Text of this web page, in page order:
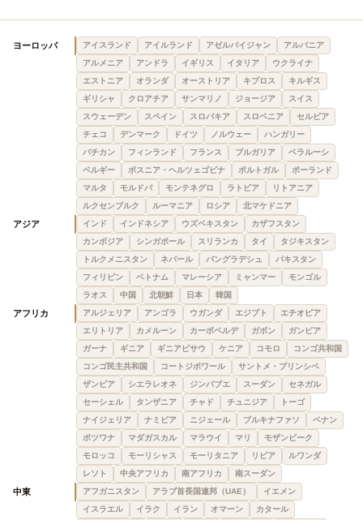
ヨーロッパ アイスランド アイルランド アゼルバイジャン
アルバニア
アルメニア
アンドラ イギリス イタリア
ウクライナ
エストニア
オランダ オーストリア キプロス
キルギス
ギリシャ
クロアチア サンマリノ ジョージア
スイス
スウェーデン
スペイン スロバキア スロベニア
セルビア
チェコ
デンマーク ドイツ ノルウェー
ハンガリー
バチカン
フィンランド フランス ブルガリア
ベラルーシ
ベルギー
ボスニア・ヘルツェゴビナ ポルトガル
ポーランド
マルタ
モルドバ モンテネグロ ラトビア
リトアニア
ルクセンブルク
ルーマニア ロシア 北マケドニア
アジア インド インドネシア ウズベキスタン
カザフスタン
カンボジア
シンガポール スリランカ タイ
タジキスタン
トルクメニスタン
ネパール バングラデシュ
パキスタン
フィリピン
ベトナム マレーシア ミャンマー
モンゴル
ラオス
中国 北朝鮮 日本 韓国
アフリカ アルジェリア アンゴラ ウガンダ エジプト
エチオピア
エリトリア
カメルーン カーボベルデ ガボン
ガンビア
ガーナ
ギニア ギニアビサウ ケニア コモロ
コンゴ共和国
コンゴ民主共和国
コートジボワール
サントメ・プリンシペ
ザンビア
シエラレオネ ジンバブエ スーダン
セネガル
セーシェル
タンザニア チャド チュニジア
トーゴ
ナイジェリア
ナミビア ニジェール ブルキナファソ
ベナン
ボツワナ
マダガスカル マラウイ マリ
モザンビーク
モロッコ
モーリシャス モーリタニア リビア
ルワンダ
レソト
中央アフリカ 南アフリカ 南スーダン
中東 アフガニスタン アラブ首長国連邦（UAE）
イエメン
イスラエル
イラク イラン オマーン カタール